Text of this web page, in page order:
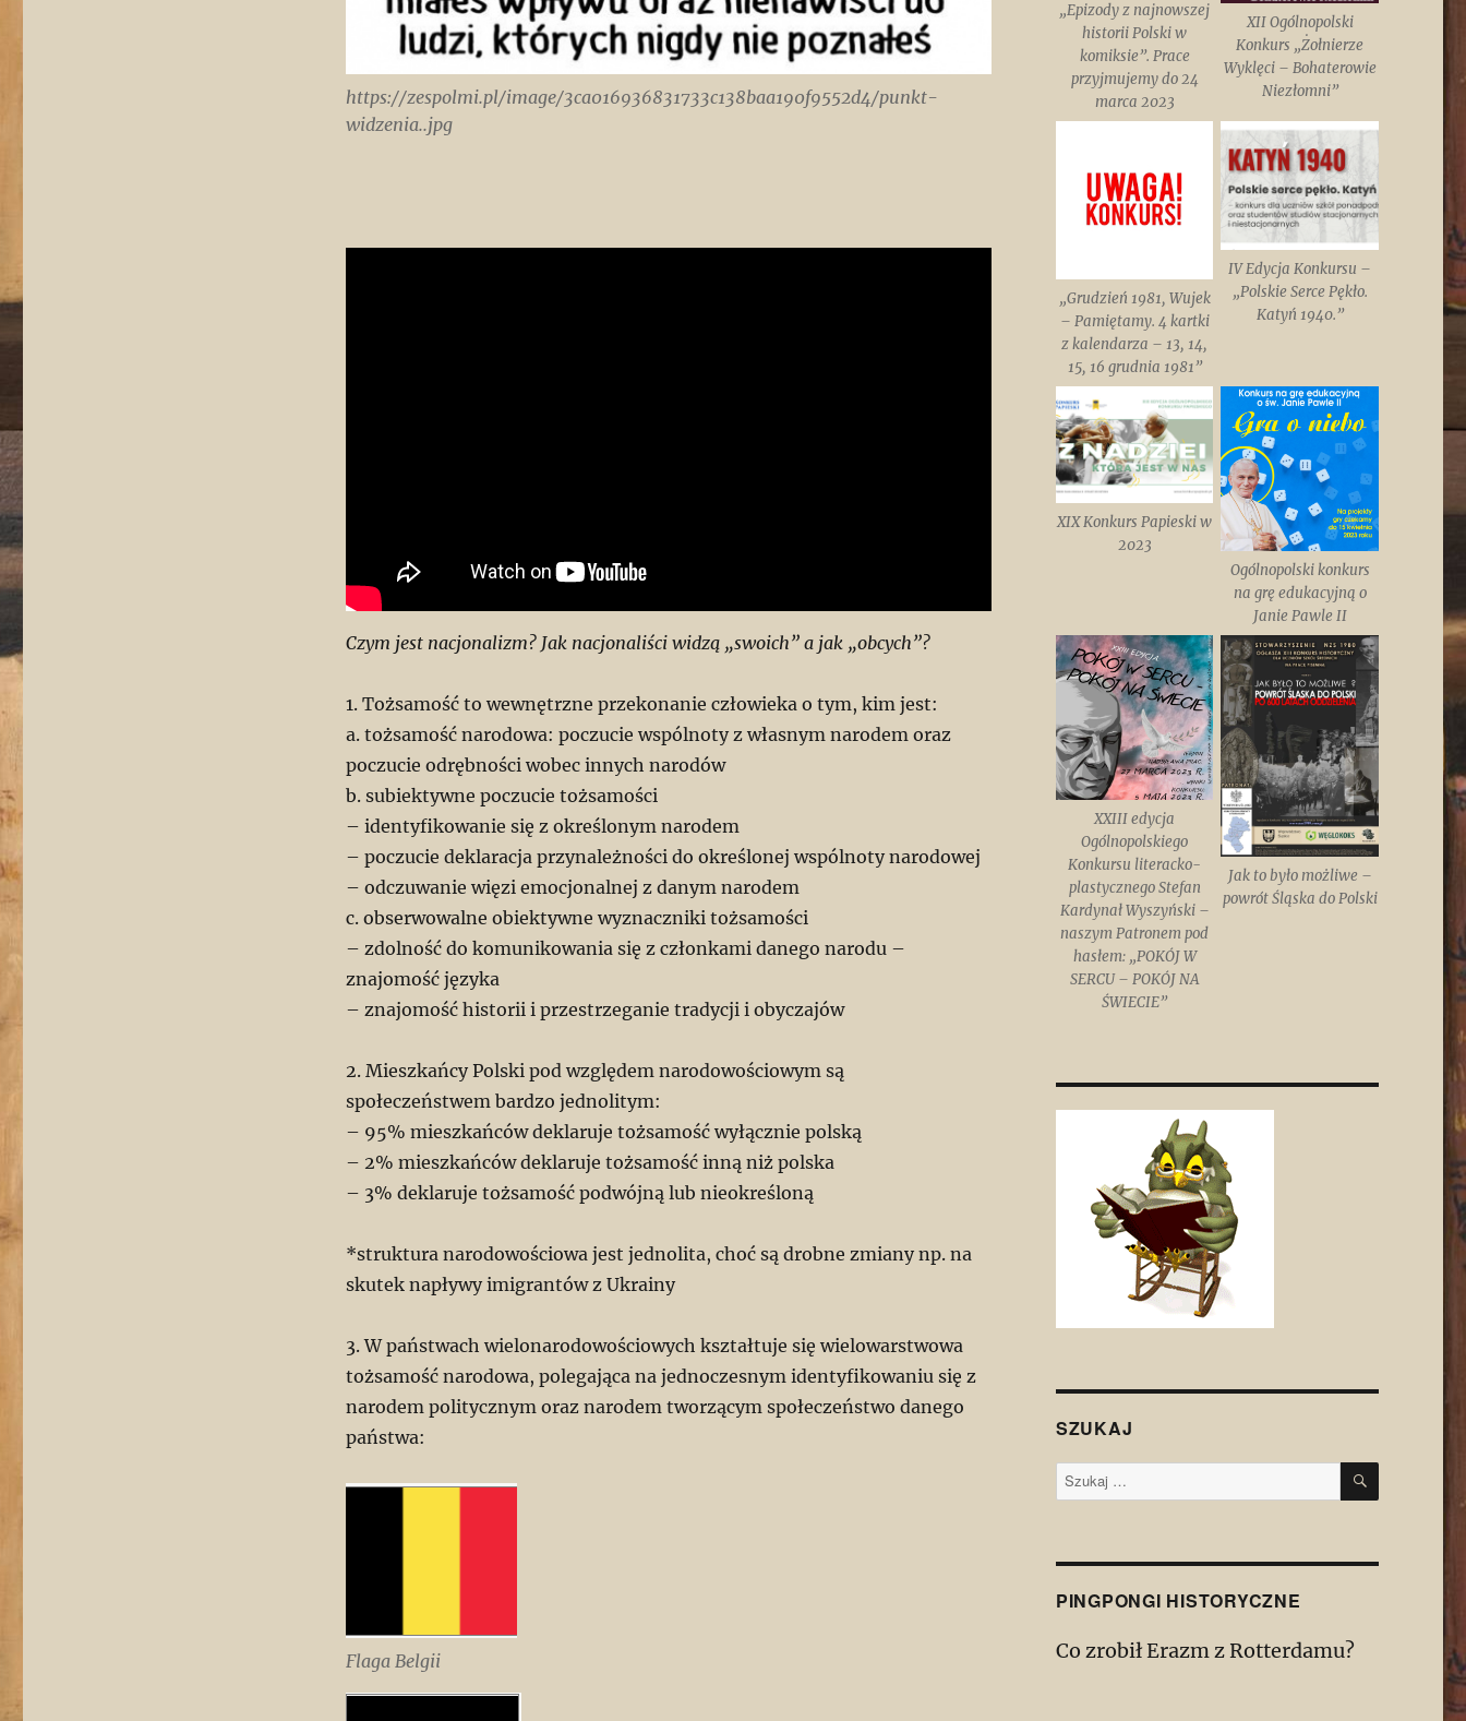
https://zespolmi.pl/image/3ca016936831733c138baa190f9552d4/punkt-
widzenia..jpg
Czym jest nacjonalizm? Jak nacjonaliści widzą „swoich” a jak „obcych”?
1. Tożsamość to wewnętrzne przekonanie człowieka o tym, kim jest:
a. tożsamość narodowa: poczucie wspólnoty z własnym narodem oraz
poczucie odrębności wobec innych narodów
b. subiektywne poczucie tożsamości
– identyfikowanie się z określonym narodem
– poczucie deklaracja przynależności do określonej wspólnoty narodowej
– odczuwanie więzi emocjonalnej z danym narodem
c. obserwowalne obiektywne wyznaczniki tożsamości
– zdolność do komunikowania się z członkami danego narodu –
znajomość języka
– znajomość historii i przestrzeganie tradycji i obyczajów
2. Mieszkańcy Polski pod względem narodowościowym są
społeczeństwem bardzo jednolitym:
– 95% mieszkańców deklaruje tożsamość wyłącznie polską
– 2% mieszkańców deklaruje tożsamość inną niż polska
– 3% deklaruje tożsamość podwójną lub nieokreśloną
*struktura narodowościowa jest jednolita, choć są drobne zmiany np. na
skutek napływy imigrantów z Ukrainy
3. W państwach wielonarodowościowych kształtuje się wielowarstwowa
tożsamość narodowa, polegająca na jednoczesnym identyfikowaniu się z
narodem politycznym oraz narodem tworzącym społeczeństwo danego
państwa:
Flaga Belgii
„Epizody z najnowszej
historii Polski w
komiksie”. Prace
przyjmujemy do 24
marca 2023
XII Ogólnopolski
Konkurs „Żołnierze
Wyklęci – Bohaterowie
Niezłomni”
„Grudzień 1981, Wujek
– Pamiętamy. 4 kartki
z kalendarza – 13, 14,
15, 16 grudnia 1981”
IV Edycja Konkursu –
„Polskie Serce Pękło.
Katyń 1940.”
XIX Konkurs Papieski w
2023
Ogólnopolski konkurs
na grę edukacyjną o
Janie Pawle II
XXIII edycja
Ogólnopolskiego
Konkursu literacko-
plastycznego Stefan
Kardynał Wyszyński –
naszym Patronem pod
hasłem: „POKÓJ W
SERCU – POKÓJ NA
ŚWIECIE”
Jak to było możliwe –
powrót Śląska do Polski
SZUKAJ
Szukaj: SZUKAJ
PINGPONGI HISTORYCZNE
Co zrobił Erazm z Rotterdamu?